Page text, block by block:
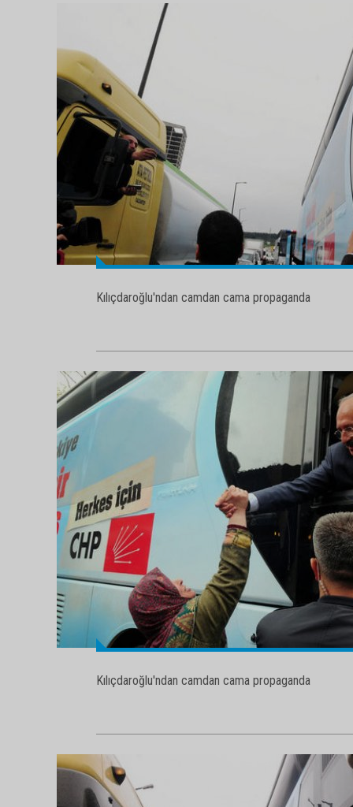
Kılıçdaroğlu'ndan camdan cama propaganda
Kılıçdaroğlu'ndan camdan cama propaganda